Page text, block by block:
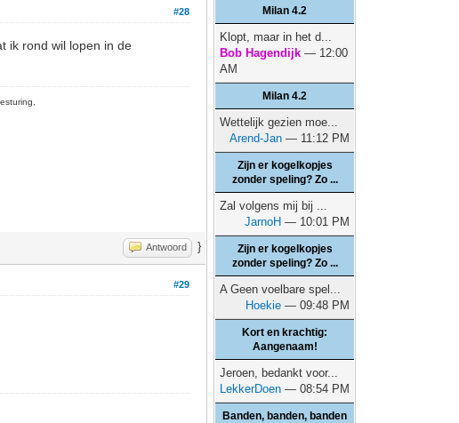
#28
ik rond wil lopen in de
Antwoord }
#29
Milan 4.2
Klopt, maar in het d...
Bob Hagendijk — 12:00
AM
Milan 4.2
Wettelijk gezien moe...
Arend-Jan — 11:12 PM
Zijn er kogelkopjes
zonder speling? Zo ...
Zal volgens mij bij ...
JarnoH — 10:01 PM
Zijn er kogelkopjes
zonder speling? Zo ...
A Geen voelbare spel...
Hoekie — 09:48 PM
Kort en krachtig:
Aangenaam!
Jeroen, bedankt voor...
LekkerDoen — 08:54 PM
Banden, banden, banden